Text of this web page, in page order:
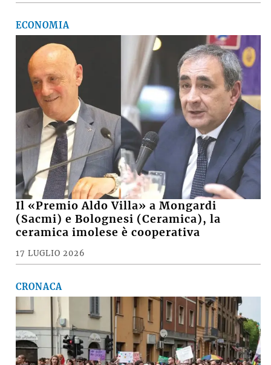
ECONOMIA
Il «Premio Aldo Villa» a Mongardi
(Sacmi) e Bolognesi (Ceramica), la
ceramica imolese è cooperativa
17 LUGLIO 2026
CRONACA